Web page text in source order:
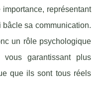
représentant
bâcle sa communication.
un rôle psychologique
garantissant plus
que ils sont tous réels